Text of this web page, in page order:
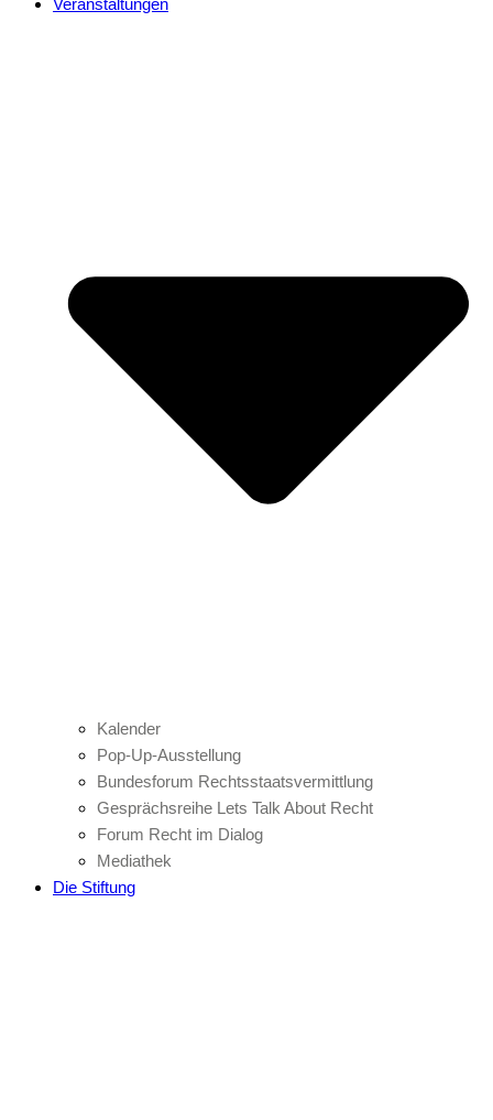
Veranstaltungen
Kalender
Pop-Up-Ausstellung
Bundesforum Rechtsstaatsvermittlung
Gesprächsreihe Lets Talk About Recht
Forum Recht im Dialog
Mediathek
Die Stiftung